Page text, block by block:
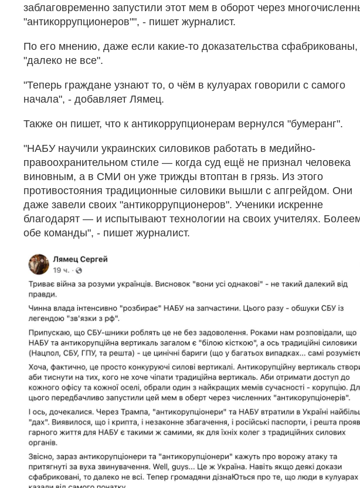
заблаговременно запустили этот мем в оборот через
"антикоррупционеров"", - пишет журналист.
По его мнению, даже если какие-то доказательства сфабрикованы,
"далеко не все".
"Теперь граждане узнают то, о чём в кулуарах говорили с самого
начала", - добавляет Лямец.
Также он пишет, что к антикоррупционерам вернулся "бумеранг".
"НАБУ научили украинских силовиков работать в медийно-
правоохранительном стиле — когда суд ещё не признал человека
виновным, а в СМИ он уже трижды втоптан в грязь. Из этого
противостояния традиционные силовики вышли с апгрейдом. Они
даже завели своих "антикоррупционеров". Ученики искренне
благодарят — и испытывают технологии на своих учителях.
обе команды", - пишет журналист.